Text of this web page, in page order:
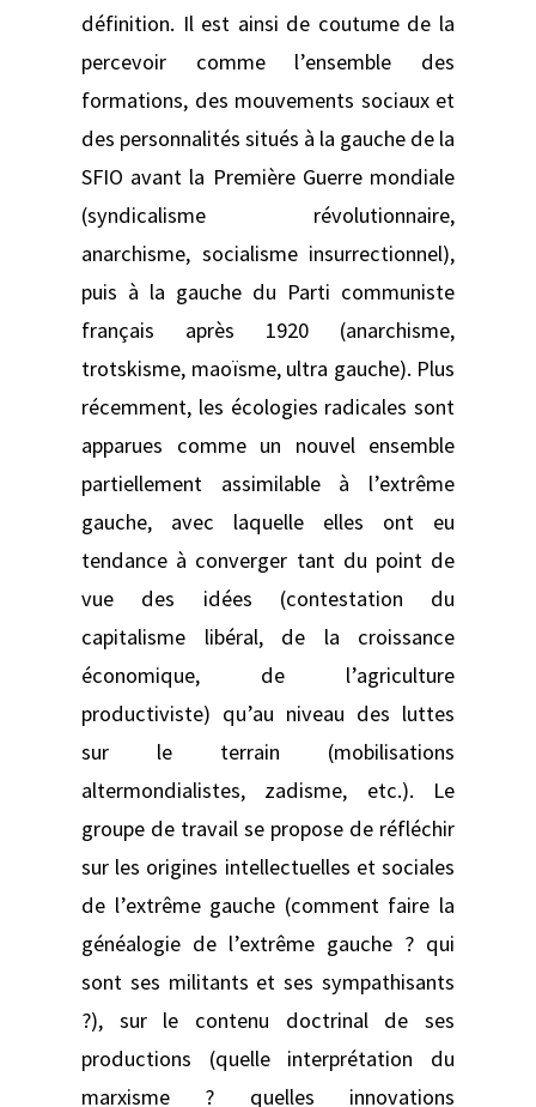
définition. Il est ainsi de coutume de la
percevoir comme l’ensemble des
formations, des mouvements sociaux et
des personnalités situés à la gauche de la
SFIO avant la Première Guerre mondiale
(syndicalisme révolutionnaire,
anarchisme, socialisme insurrectionnel),
puis à la gauche du Parti communiste
français après 1920 (anarchisme,
trotskisme, maoïsme, ultra gauche). Plus
récemment, les écologies radicales sont
apparues comme un nouvel ensemble
partiellement assimilable à l’extrême
gauche, avec laquelle elles ont eu
tendance à converger tant du point de
vue des idées (contestation du
capitalisme libéral, de la croissance
économique, de l’agriculture
productiviste) qu’au niveau des luttes
sur le terrain (mobilisations
altermondialistes, zadisme, etc.). Le
groupe de travail se propose de réfléchir
sur les origines intellectuelles et sociales
de l’extrême gauche (comment faire la
généalogie de l’extrême gauche ? qui
sont ses militants et ses sympathisants
?), sur le contenu doctrinal de ses
productions (quelle interprétation du
marxisme ? quelles innovations